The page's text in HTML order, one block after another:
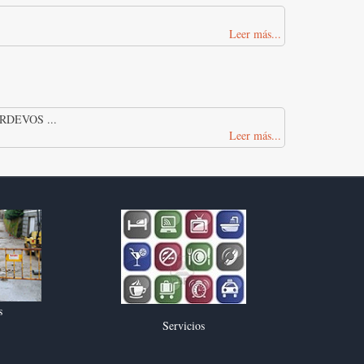
Leer más...
...
Leer más...
Servicios